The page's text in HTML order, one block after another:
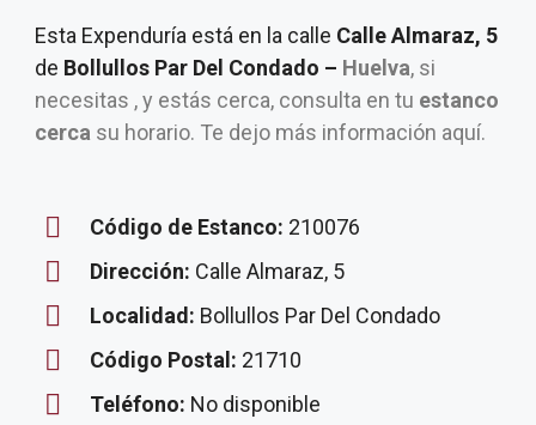
Esta Expenduría está en la calle Calle Almaraz, 5
de Bollullos Par Del Condado – Huelva, si
necesitas , y estás cerca, consulta en tu estanco
cerca su horario. Te dejo más información aquí.
Código de Estanco: 210076
Dirección: Calle Almaraz, 5
Localidad: Bollullos Par Del Condado
Código Postal: 21710
Teléfono: No disponible